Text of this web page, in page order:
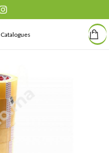
Catalogues